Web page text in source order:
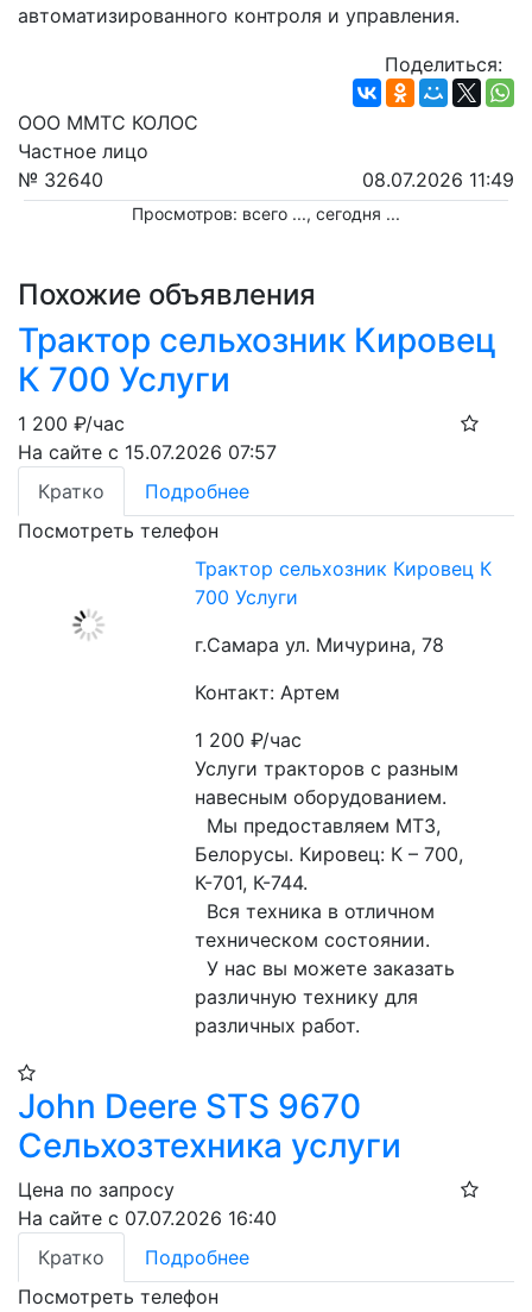
автоматизированного контроля и управления.
Поделиться:
ООО ММТС КОЛОС
Частное лицо
№ 32640
08.07.2026 11:49
Просмотров: всего ..., сегодня ...
Похожие объявления
Трактор сельхозник Кировец
К 700 Услуги
1 200 ₽/час
На сайте с 15.07.2026 07:57
Кратко
Подробнее
Посмотреть телефон
Трактор сельхозник Кировец К
700 Услуги
г.Самара ул. Мичурина, 78
Контакт: Артем
1 200₽/час
Услуги тракторов с разным
навесным оборудованием.
Белорусы. Кировец: К – 700,
К-701, К-744.
техническом состоянии.
  У нас вы можете заказать
различную технику для
различных работ.
John Deere STS 9670
Сельхозтехника услуги
Цена по запросу
На сайте с 07.07.2026 16:40
Кратко
Подробнее
Посмотреть телефон